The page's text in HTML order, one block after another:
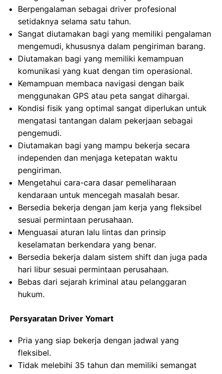
Berpengalaman sebagai driver profesional
setidaknya selama satu tahun.
Sangat diutamakan bagi yang memiliki pengalaman
mengemudi, khususnya dalam pengiriman barang.
Diutamakan bagi yang memiliki kemampuan
komunikasi yang kuat dengan tim operasional.
Kemampuan membaca navigasi dengan baik
menggunakan GPS atau peta sangat dihargai.
Kondisi fisik yang optimal sangat diperlukan untuk
mengatasi tantangan dalam pekerjaan sebagai
pengemudi.
Diutamakan bagi yang mampu bekerja secara
independen dan menjaga ketepatan waktu
pengiriman.
Mengetahui cara-cara dasar pemeliharaan
kendaraan untuk mencegah masalah besar.
Bersedia bekerja dengan jam kerja yang fleksibel
sesuai permintaan perusahaan.
Menguasai aturan lalu lintas dan prinsip
keselamatan berkendara yang benar.
Bersedia bekerja dalam sistem shift dan juga pada
hari libur sesuai permintaan perusahaan.
Bebas dari sejarah kriminal atau pelanggaran
hukum.
Persyaratan Driver Yomart
Pria yang siap bekerja dengan jadwal yang
fleksibel.
Tidak melebihi 35 tahun dan memiliki semangat